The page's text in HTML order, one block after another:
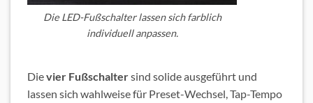
Die LED-Fußschalter lassen sich farblich
individuell anpassen.
Dievier Fußschaltersind solide ausgeführt und
lassen sich wahlweise für Preset-Wechsel, Tap-Tempo